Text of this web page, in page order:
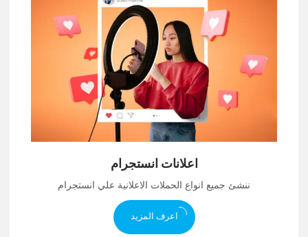
اعلانات انستجرام
ننشئ جميع انواع الحملات الاعلانية علي انستجرام
اعرف المزيد